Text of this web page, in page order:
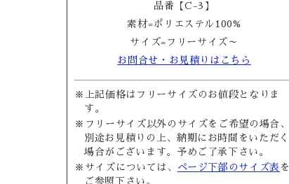
品番【C-3】
素材=ポリエステル100%
サイズ=フリーサイズ～
お問合せ・お見積りはこちら
※上記価格はフリーサイズのお値段となりま
す。
※フリーサイズ以外のサイズをご希望の場合、
別途お見積りの上、納期にお時間をいただく
場合がございます。予めご了承下さい。
※サイズについては、 ページ下部のサイズ表 を
ご参照下さい。